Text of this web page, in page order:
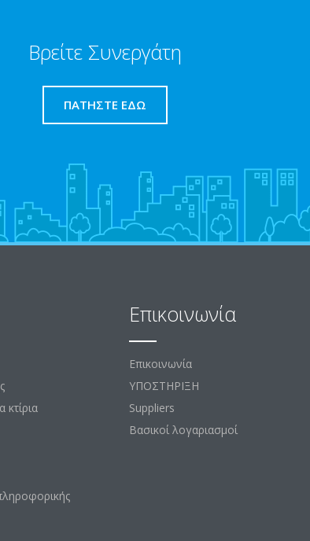
Βρείτε Συνεργάτη
ΠΑΤΉΣΤΕ ΕΔΏ
κτίρια
Επικοινωνία
Επικοινωνία
ΥΠΟΣΤΗΡΙΞΗ
Suppliers
Βασικοί λογαριασμοί